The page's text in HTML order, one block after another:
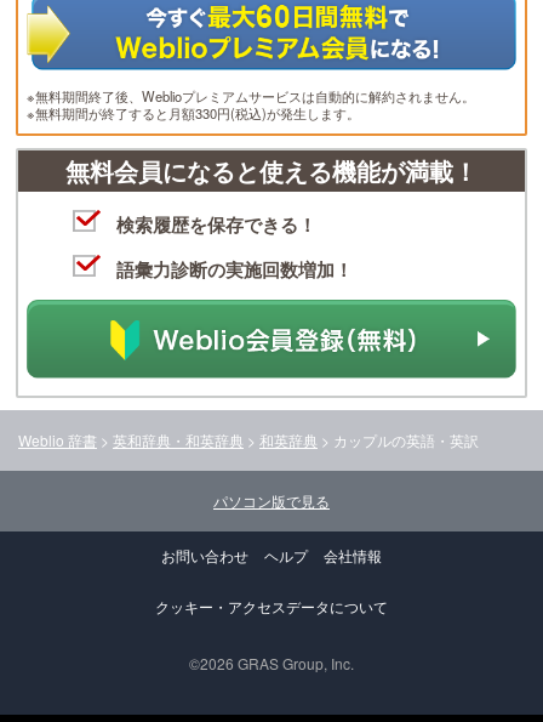
※無料期間終了後、Weblioプレミアムサービスは自動的に解約されません。
※無料期間が終了すると月額330円(税込)が発生します。
無料会員になると使える機能が満載！
検索履歴を保存できる！
語彙力診断の実施回数増加！
Weblio 辞書 > 英和辞典・和英辞典 > 和英辞典 > カップルの英語・英訳
パソコン版で見る
お問い合わせ ヘルプ 会社情報
クッキー・アクセスデータについて
©2026 GRAS Group, Inc.